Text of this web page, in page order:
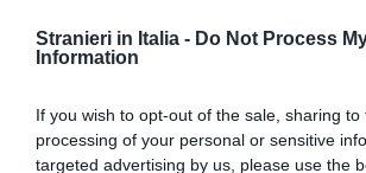
Stranieri in Italia - Do Not Process
Information
If you wish to opt-out of the sale, sharing
processing of your personal or sensitive
targeted advertising by us, please use the